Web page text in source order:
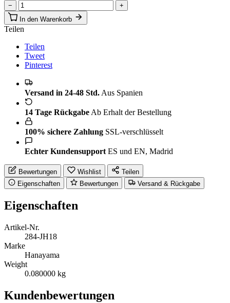
−
+
In den Warenkorb
Teilen
Teilen
Tweet
Pinterest
Versand in 24-48 Std. Aus Spanien
14 Tage Rückgabe Ab Erhalt der Bestellung
100% sichere Zahlung SSL-verschlüsselt
Echter Kundensupport ES und EN, Madrid
Bewertungen Wishlist
Teilen
Eigenschaften
Bewertungen Versand & Rückgabe
Eigenschaften
Artikel-Nr.
284-JH18
Marke
Hanayama
Weight
0.080000 kg
Kundenbewertungen